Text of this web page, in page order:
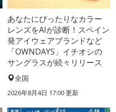
あなたにぴったりなカラー
レンズをAIが診断！スペイン
発アイウェアブランドなど
「OWNDAYS」イチオシの
サングラスが続々リリース
全国
2026年8月4日 17:00更新